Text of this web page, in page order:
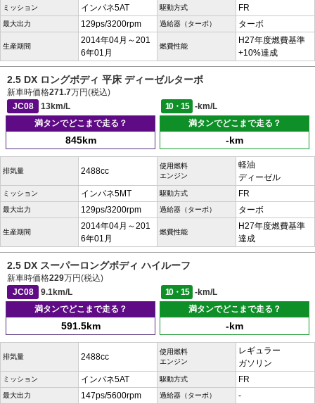
ミッション インパネ5AT 駆動方式 FR
最大出力 129ps/3200rpm 過給器（ターボ） ターボ
生産期間
2014年04月～201
6年01月
燃費性能
H27年度燃費基準
+10%達成
2.5 DX ロングボディ 平床 ディーゼルターボ
新車時価格271.7万円(税込)
JC08
13km/L 10・15
-km/L
満タンでどこまで走る？
845km
満タンでどこまで走る？
-km
排気量 2488cc
使用燃料
エンジン
軽油
ディーゼル
ミッション インパネ5MT 駆動方式 FR
最大出力 129ps/3200rpm 過給器（ターボ） ターボ
生産期間
2014年04月～201
6年01月
燃費性能
H27年度燃費基準
達成
2.5 DX スーパーロングボディ ハイルーフ
新車時価格229万円(税込)
JC08
9.1km/L 10・15
-km/L
満タンでどこまで走る？
591.5km
満タンでどこまで走る？
-km
排気量 2488cc
使用燃料
エンジン
レギュラー
ガソリン
ミッション インパネ5AT 駆動方式 FR
最大出力 147ps/5600rpm 過給器（ターボ） -